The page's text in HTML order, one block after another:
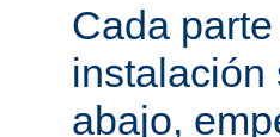
Cada
instalación
abajo,